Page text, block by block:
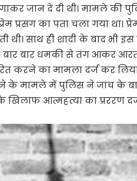
जान दे दी थी। मामले की
प्रसंग का पता चला गया था।
थी। साथ ही शादी के बाद भी
बार बार धमकी से तंग आकर
करने का मामला दर्ज कर लिया
रने के मामले में पुलिस ने जांच
आत्महत्या का प्रररण